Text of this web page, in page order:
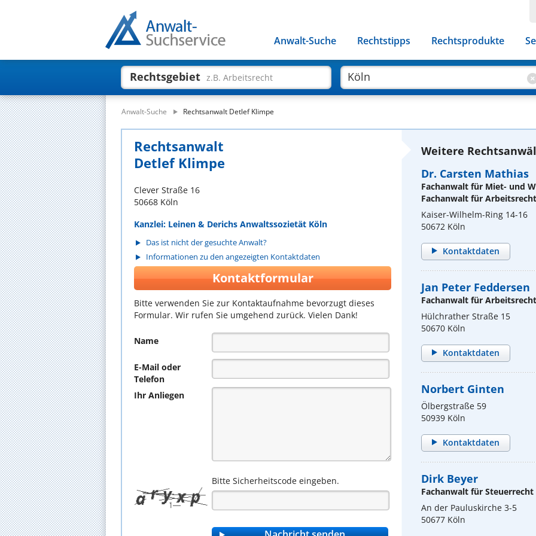
Anwalt-Suche Rechtstipps Rechtsprodukte
Rechtsgebiet z.B. Arbeitsrecht
Anwalt-Suche Rechtsanwalt Detlef Klimpe
Rechtsanwalt
Detlef Klimpe
Clever Straße 16
50668 Köln
Kanzlei: Leinen & Derichs Anwaltssozietät Köln
Das ist nicht der gesuchte Anwalt?
Informationen zu den angezeigten Kontaktdaten
Kontaktformular
Bitte verwenden Sie zur Kontaktaufnahme bevorzugt dieses
Formular. Wir rufen Sie umgehend zurück. Vielen Dank!
Name
E-Mail oder
Telefon
Ihr Anliegen
Bitte Sicherheitscode eingeben.
Weitere
Dr. Carsten Mathias
Fachanwalt für Miet- und
Fachanwalt für Arbeitsrecht
Kaiser-Wilhelm-Ring 14-16
50672 Köln
Kontaktdaten
Jan Peter Feddersen
Fachanwalt für Arbeitsrecht
Hülchrather Straße 15
50670 Köln
Kontaktdaten
Norbert Ginten
Ölbergstraße 59
50939 Köln
Kontaktdaten
Dirk Beyer
Fachanwalt für Steuerrecht
An der Pauluskirche 3-5
50677 Köln